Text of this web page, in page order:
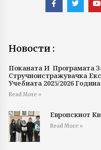
Новости :
Поканата И Програмата
Стручноистражувачка
Учебната 2025/2026 Година
Read More »
Европскиот
Read More »